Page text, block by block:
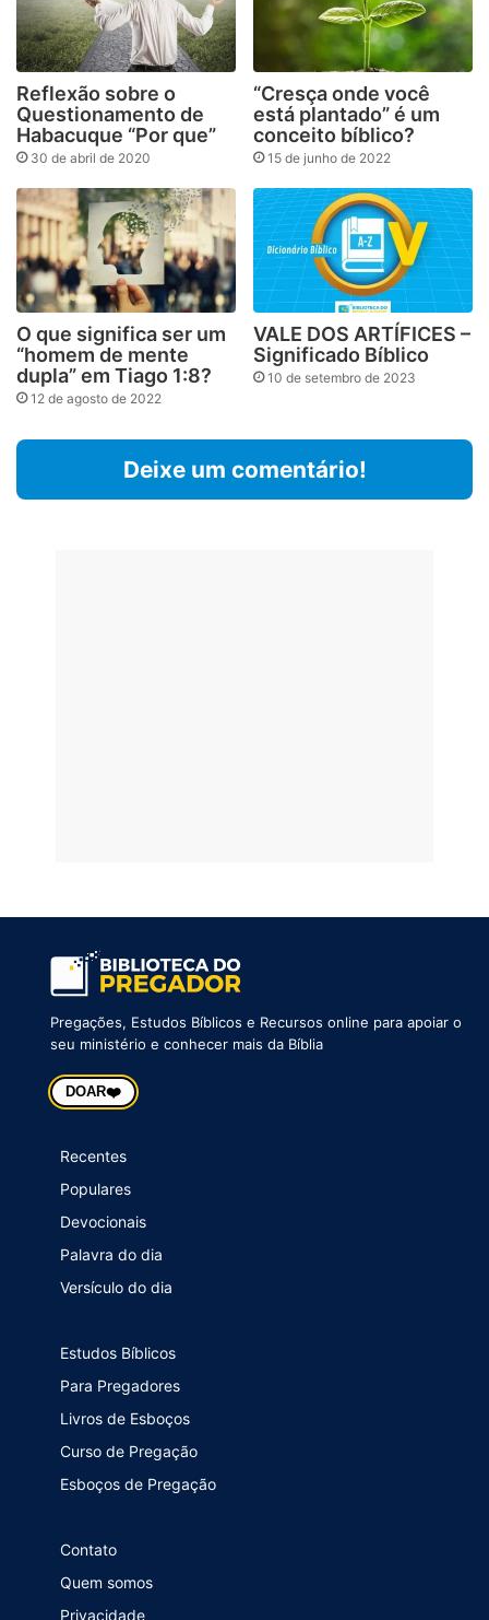
Reflexão sobre o
Questionamento de
Habacuque “Por que”
30 de abril de 2020
“Cresça onde você
está plantado” é um
conceito bíblico?
15 de junho de 2022
O que significa ser um
“homem de mente
dupla” em Tiago 1:8?
12 de agosto de 2022
VALE DOS ARTÍFICES –
Significado Bíblico
10 de setembro de 2023
Deixe um comentário!
Pregações, Estudos Bíblicos e Recursos online para apoiar o
seu ministério e conhecer mais da Bíblia
DOAR❤️
Recentes
Populares
Devocionais
Palavra do dia
Versículo do dia
Estudos Bíblicos
Para Pregadores
Livros de Esboços
Curso de Pregação
Esboços de Pregação
Contato
Quem somos
Privacidade